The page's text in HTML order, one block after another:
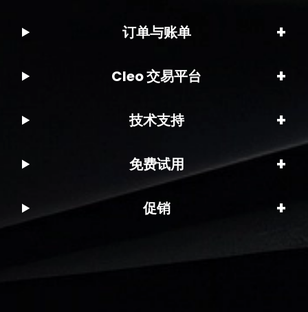
订单与账单 +
Cleo 交易平台 +
技术支持 +
免费试用 +
促销 +